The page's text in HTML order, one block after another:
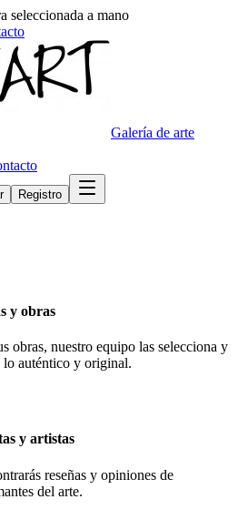
seleccionada a mano
Galería de arte
Registro
y obras
obras, nuestro equipo las selecciona y
auténtico y original.
y artistas
reseñas y opiniones de
del arte.